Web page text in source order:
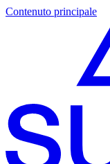
Contenuto principale